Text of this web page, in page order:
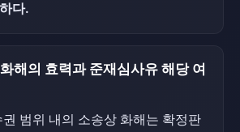
다.
해의 효력과 준재심사유 해당 여
권 범위 내의 소송상 화해는 확정판